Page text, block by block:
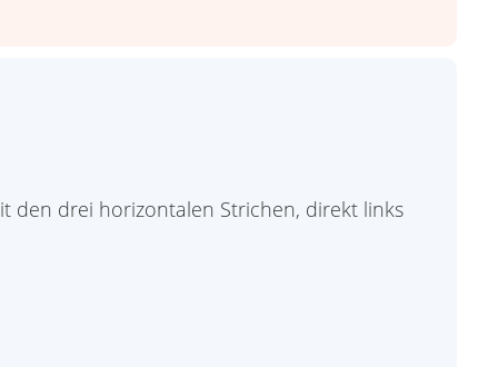
den drei horizontalen Strichen, direkt links